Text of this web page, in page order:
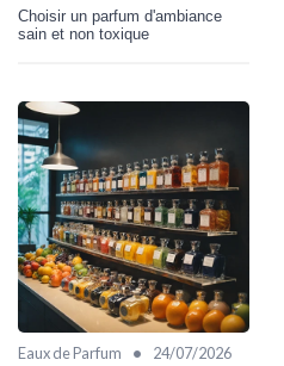
Choisir un parfum d'ambiance
sain et non toxique
Eaux de Parfum • 24/07/2026